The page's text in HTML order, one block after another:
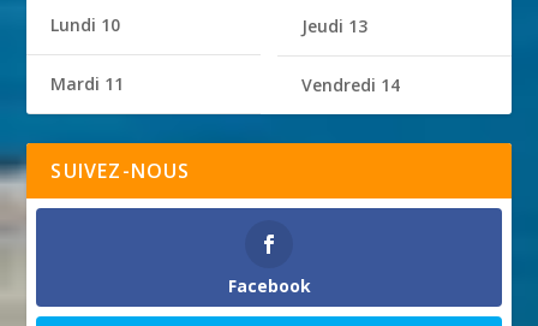
Lundi 10
Mardi 11
Jeudi 13
Vendredi 14
SUIVEZ-NOUS
Facebook